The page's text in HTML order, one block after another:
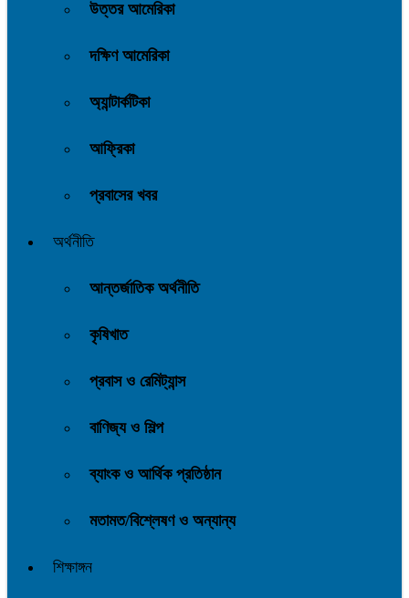
উত্তর আমেরিকা
দক্ষিণ আমেরিকা
অ্যান্টার্কটিকা
আফ্রিকা
প্রবাসের খবর
অর্থনীতি
আন্তর্জাতিক অর্থনীতি
কৃষিখাত
প্রবাস ও রেমিট্যান্স
বাণিজ্য ও শিল্প
ব্যাংক ও আর্থিক প্রতিষ্ঠান
মতামত/বিশ্লেষণ ও অন্যান্য
শিক্ষাঙ্গন